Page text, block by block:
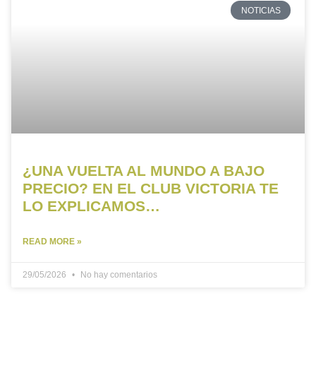
NOTICIAS
¿UNA VUELTA AL MUNDO A BAJO
PRECIO? EN EL CLUB VICTORIA TE
LO EXPLICAMOS…
READ MORE »
29/05/2026 No hay comentarios